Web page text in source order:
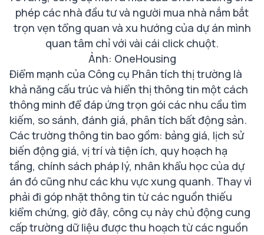
phép các nhà đầu tư và người mua nhà nắm bắt
trọn vẹn tổng quan và xu hướng của dự án mình
quan tâm chỉ với vài cái click chuột.
Ảnh: OneHousing
Điểm mạnh của Công cụ Phân tích thị trường là
khả năng cấu trúc và hiển thị thông tin một cách
thông minh để đáp ứng trọn gói các nhu cầu tìm
kiếm, so sánh, đánh giá, phân tích bất động sản.
Các trường thông tin bao gồm: bảng giá, lịch sử
biến động giá, vị trí và tiện ích, quy hoạch hạ
tầng, chính sách pháp lý, nhân khẩu học của dự
án đó cũng như các khu vực xung quanh. Thay vì
phải đi góp nhặt thông tin từ các nguồn thiếu
kiểm chứng, giờ đây, công cụ này chủ động cung
cấp trường dữ liệu được thu hoạch từ các nguồn